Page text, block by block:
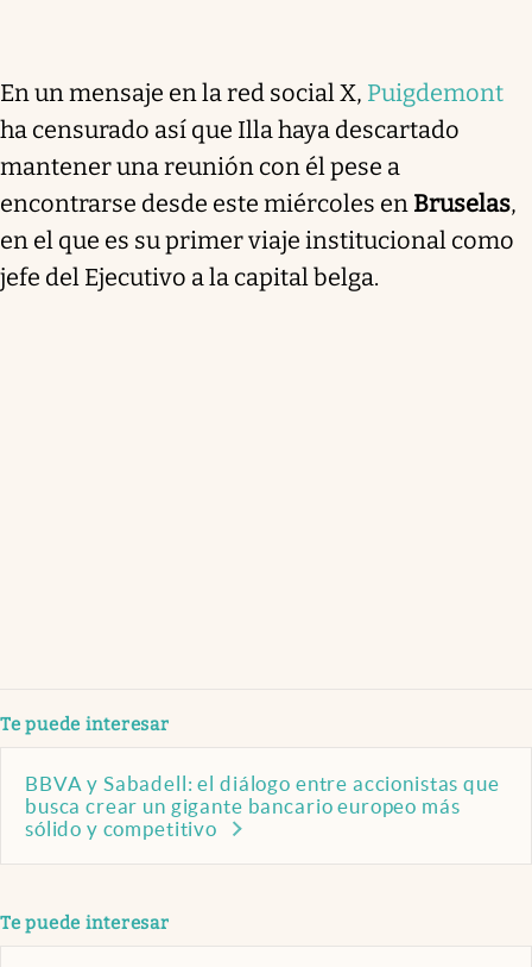
En un mensaje en la red social X, Puigdemont
ha censurado así que Illa haya descartado
mantener una reunión con él pese a
encontrarse desde este miércoles en Bruselas,
en el que es su primer viaje institucional como
jefe del Ejecutivo a la capital belga.
Te puede interesar
BBVA y Sabadell: el diálogo entre accionistas que
busca crear un gigante bancario europeo más
sólido y competitivo
Te puede interesar